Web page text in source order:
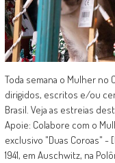
Toda semana o Mulher no
dirigidos, escritos e/ou
Brasil. Veja as estreias
Apoie: Colabore com o
exclusivo "Duas Coroas" -
1941, em Auschwitz, na